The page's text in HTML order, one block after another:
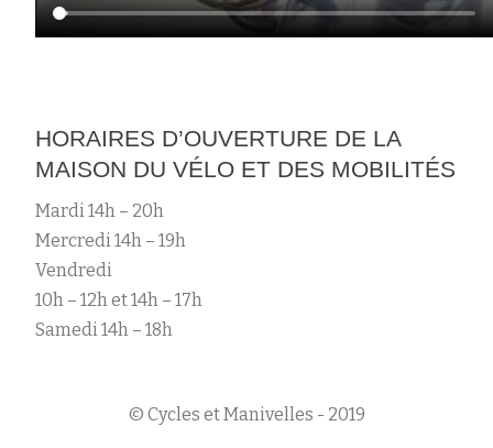
HORAIRES D’OUVERTURE DE LA
MAISON DU VÉLO ET DES MOBILITÉS
Mardi 14h – 20h
Mercredi 14h – 19h
Vendredi
10h – 12h et 14h – 17h
Samedi 14h – 18h
© Cycles et Manivelles - 2019